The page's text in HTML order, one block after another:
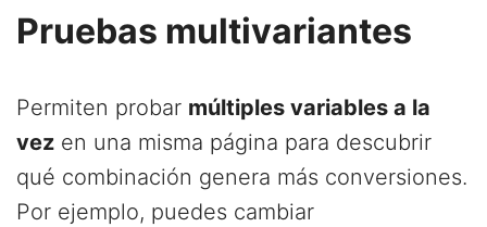
Pruebas multivariantes
Permiten probar múltiples variables a la
vez en una misma página para descubrir
qué combinación genera más conversiones.
Por ejemplo, puedes cambiar